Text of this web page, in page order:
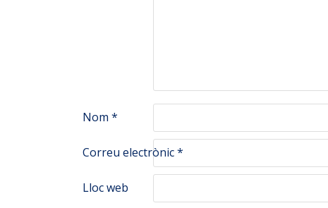
Nom *
Correu electrònic*
Lloc web